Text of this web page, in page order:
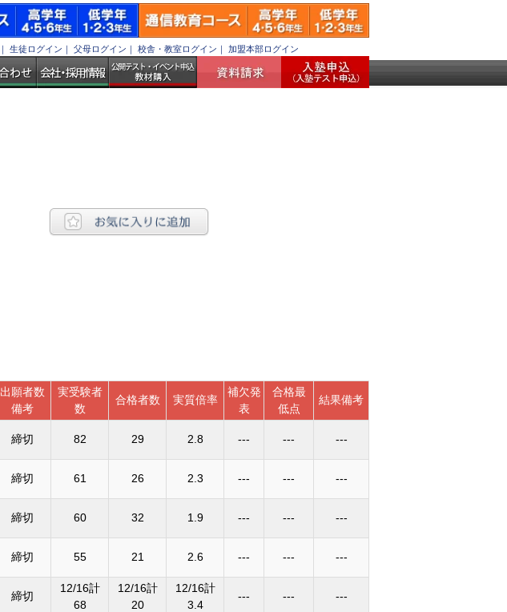
｜ 生徒ログイン ｜ 父母ログイン ｜ 校舎・教室ログイン ｜ 加盟本部ログイン
出願者数
備考
実受験者
数
合格者数 実質倍率
補欠発
表
合格最
低点
結果備考
締切 82 29 2.8 --- --- ---
締切 61 26 2.3 --- --- ---
締切 60 32 1.9 --- --- ---
締切 55 21 2.6 --- --- ---
締切
12/16計
68
12/16計
20
12/16計
3.4
--- --- ---